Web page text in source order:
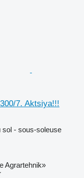
7. Aktsiya!!!
sol - sous-soleuse
Agrartehnik»